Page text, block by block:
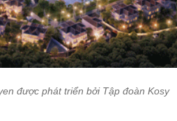
được phát triển bởi Tập đoàn Kosy